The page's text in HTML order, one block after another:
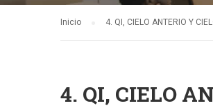
Inicio 4. QI, CIELO ANTERIO Y
4. QI, CIELO